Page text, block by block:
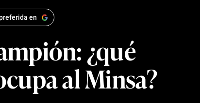
en
¿qué
al Minsa?